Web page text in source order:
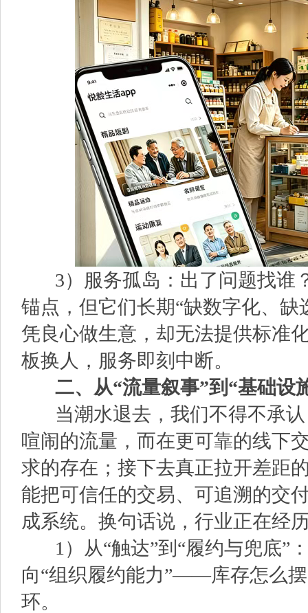
3）服务孤岛：出了问题找谁
锚点，但它们长期“缺数字化、
凭良心做生意，却无法提供标准
板换人，服务即刻中断。
二、从“流量叙事”到“基础设
当潮水退去，我们不得不承认
喧闹的流量，而在更可靠的线下
求的存在；接下去真正拉开差距
能把可信任的交易、可追溯的交
成系统。换句话说，行业正在经
1）从“触达”到“履约与兜底”
向“组织履约能力”——库存怎么
环。